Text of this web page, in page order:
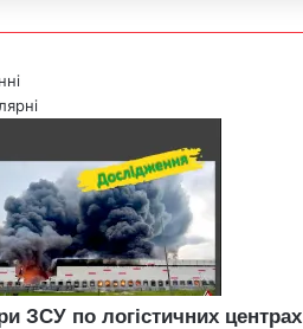
ЗСУ по логістичних центрах